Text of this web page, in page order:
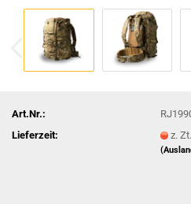
Art.Nr.:
Lieferzeit:
z.